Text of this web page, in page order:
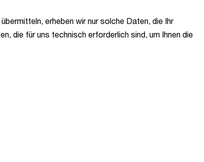
erheben wir nur solche Daten, die Ihr
die für uns technisch erforderlich sind, um Ihnen die